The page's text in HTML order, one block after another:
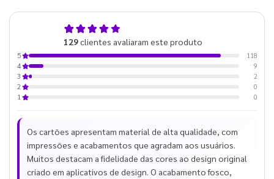
129clientes avaliaram este produto
5
118
4
9
3
2
2
0
1
0
Os cartões apresentam material de alta qualidade, com
impressões e acabamentos que agradam aos usuários.
Muitos destacam a fidelidade das cores ao design original
criado em aplicativos de design. O acabamento fosco,